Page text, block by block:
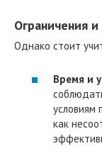
Ограничения
Однако стоит
Время и
условиям
как